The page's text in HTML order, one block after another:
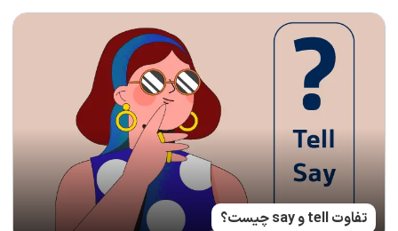
تفاوت tell و say چیست؟